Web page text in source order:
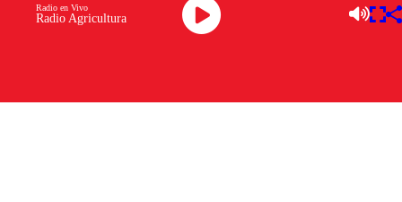
Radio Agricultura
Radio en Vivo
Descarga la APP